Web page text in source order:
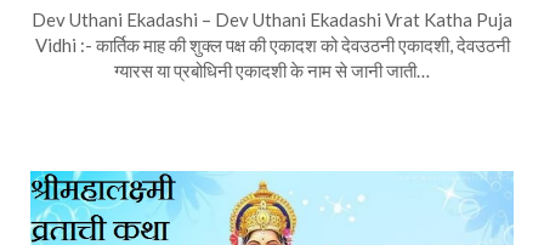
Dev Uthani Ekadashi – Dev Uthani Ekadashi Vrat Katha Puja
Vidhi :- कार्तिक माह की शुक्ल पक्ष की एकादश को देवउठनी एकादशी, देवउठनी
ग्यारस या प्रबोधिनी एकादशी के नाम से जानी जाती…